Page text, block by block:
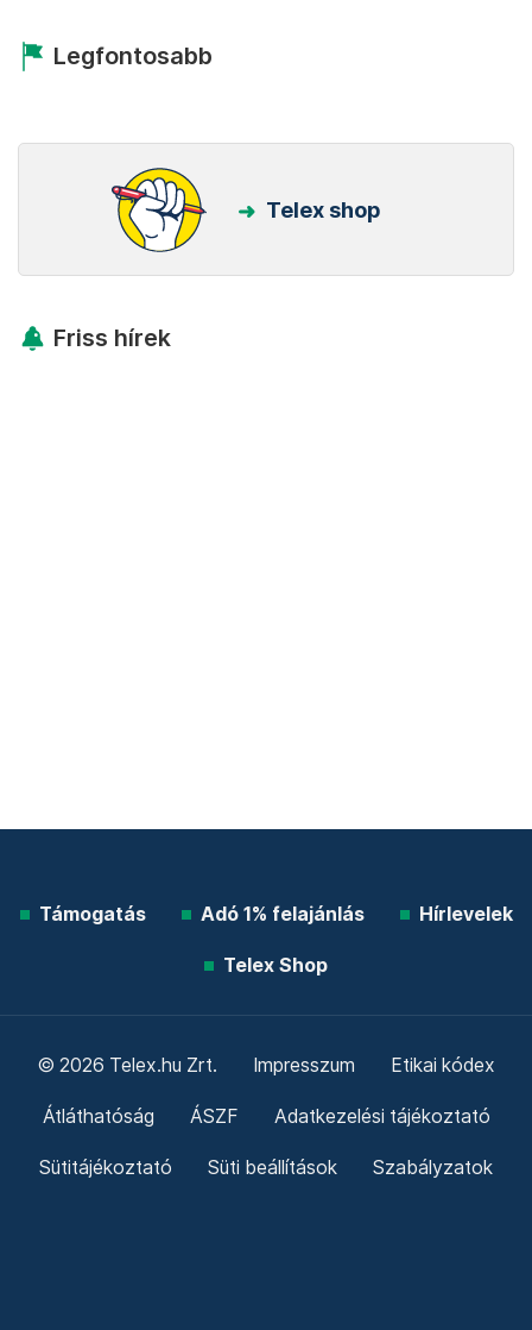
Legfontosabb
Telex shop
Friss hírek
Támogatás Adó 1% felajánlás Hírlevelek
Telex Shop
© 2026 Telex.hu Zrt. Impresszum Etikai kódex
Átláthatóság ÁSZF Adatkezelési tájékoztató
Sütitájékoztató Süti beállítások Szabályzatok